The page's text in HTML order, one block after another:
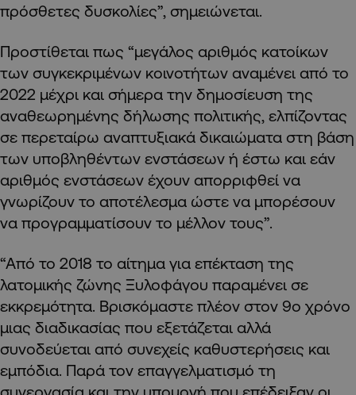
πρόσθετες δυσκολίες”, σημειώνεται.
Προστίθεται πως “μεγάλος αριθμός κατοίκων
των συγκεκριμένων κοινοτήτων αναμένει από το
2022 μέχρι και σήμερα την δημοσίευση της
αναθεωρημένης δήλωσης πολιτικής, ελπίζοντας
σε περεταίρω αναπτυξιακά δικαιώματα στη βάση
των υποβληθέντων ενστάσεων ή έστω και εάν
αριθμός ενστάσεων έχουν απορριφθεί να
γνωρίζουν το αποτέλεσμα ώστε να μπορέσουν
να προγραμματίσουν το μέλλον τους”.
“Από το 2018 το αίτημα για επέκταση της
λατομικής ζώνης Ξυλοφάγου παραμένει σε
εκκρεμότητα. Βρισκόμαστε πλέον στον 9ο χρόνο
μιας διαδικασίας που εξετάζεται αλλά
συνοδεύεται από συνεχείς καθυστερήσεις και
εμπόδια. Παρά τον επαγγελματισμό τη
συνεργασία και την υπομονή που επέδειξαν οι